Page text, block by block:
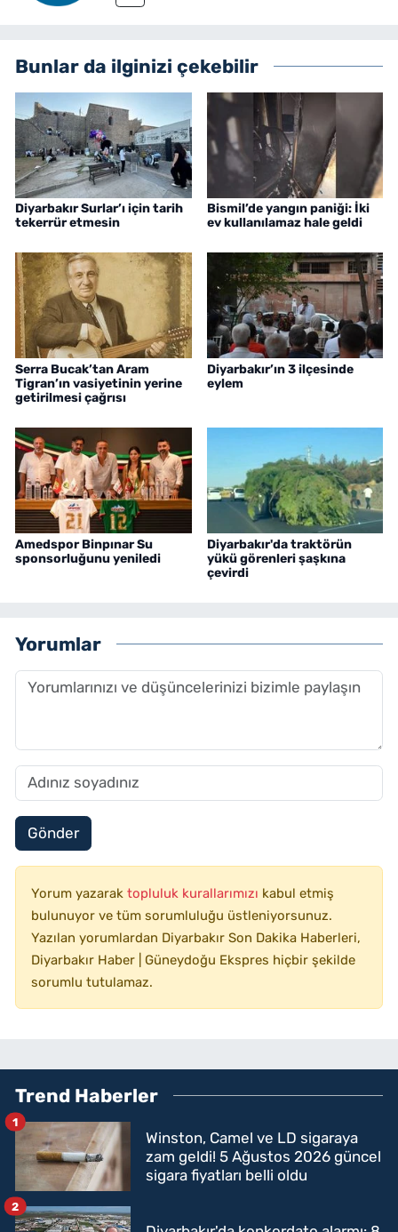
Bunlar da ilginizi çekebilir
Diyarbakır Surlar’ı için tarih
tekerrür etmesin
Bismil’de yangın paniği: İki
ev kullanılamaz hale geldi
Serra Bucak’tan Aram
Tigran’ın vasiyetinin yerine
getirilmesi çağrısı
Diyarbakır’ın 3 ilçesinde
eylem
Amedspor Binpınar Su
sponsorluğunu yeniledi
Diyarbakır'da traktörün
yükü görenleri şaşkına
çevirdi
Yorumlar
Gönder
Yorum yazarak topluluk kurallarımızı kabul etmiş
bulunuyor ve tüm sorumluluğu üstleniyorsunuz.
Yazılan yorumlardan Diyarbakır Son Dakika Haberleri,
Diyarbakır Haber | Güneydoğu Ekspres hiçbir şekilde
sorumlu tutulamaz.
Trend Haberler
Winston, Camel ve LD sigaraya
zam geldi! 5 Ağustos 2026 güncel
sigara fiyatları belli oldu
1
2